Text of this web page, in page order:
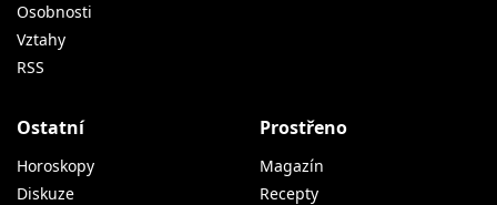
Osobnosti
Vztahy
RSS
Ostatní
Horoskopy
Diskuze
Prostřeno
Magazín
Recepty